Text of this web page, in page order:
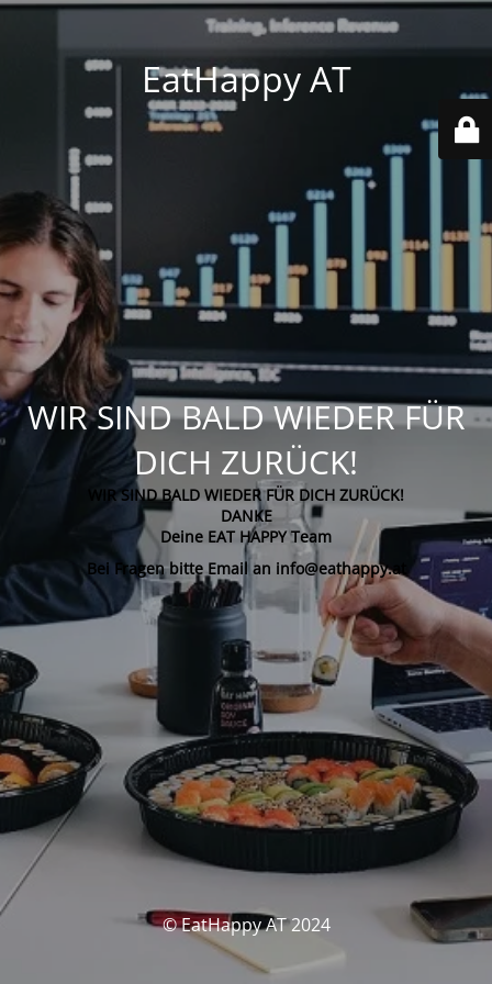
EatHappy AT
WIR SIND BALD WIEDER FÜR
DICH ZURÜCK!
WIR SIND BALD WIEDER FÜR DICH ZURÜCK!
DANKE
Deine EAT HAPPY Team
Bei Fragen bitte Email an info@eathappy.at
© EatHappy AT 2024